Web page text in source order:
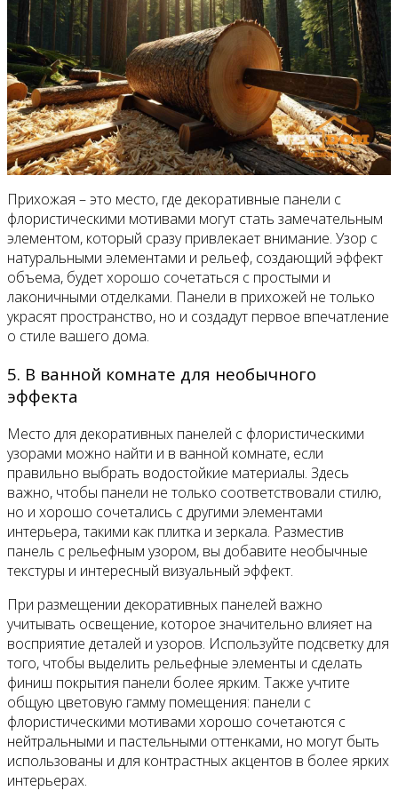
Прихожая – это место, где декоративные панели с
флористическими мотивами могут стать замечательным
элементом, который сразу привлекает внимание. Узор с
натуральными элементами и рельеф, создающий эффект
объема, будет хорошо сочетаться с простыми и
лаконичными отделками. Панели в прихожей не только
украсят пространство, но и создадут первое впечатление
о стиле вашего дома.
5. В ванной комнате для необычного
эффекта
Место для декоративных панелей с флористическими
узорами можно найти и в ванной комнате, если
правильно выбрать водостойкие материалы. Здесь
важно, чтобы панели не только соответствовали стилю,
но и хорошо сочетались с другими элементами
интерьера, такими как плитка и зеркала. Разместив
панель с рельефным узором, вы добавите необычные
текстуры и интересный визуальный эффект.
При размещении декоративных панелей важно
учитывать освещение, которое значительно влияет на
восприятие деталей и узоров. Используйте подсветку для
того, чтобы выделить рельефные элементы и сделать
финиш покрытия панели более ярким. Также учтите
общую цветовую гамму помещения: панели с
флористическими мотивами хорошо сочетаются с
нейтральными и пастельными оттенками, но могут быть
использованы и для контрастных акцентов в более ярких
интерьерах.